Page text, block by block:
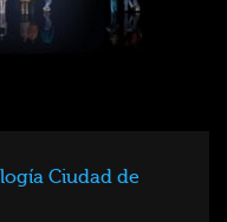
Ciudad de